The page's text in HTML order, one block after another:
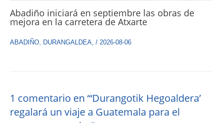
Abadiño iniciará en septiembre las obras de
mejora en la carretera de Atxarte
ABADIÑO DURANGALDEA / 2026-08-06
1 comentario en “‘Durangotik Hegoaldera’
regalará un viaje a Guatemala para el